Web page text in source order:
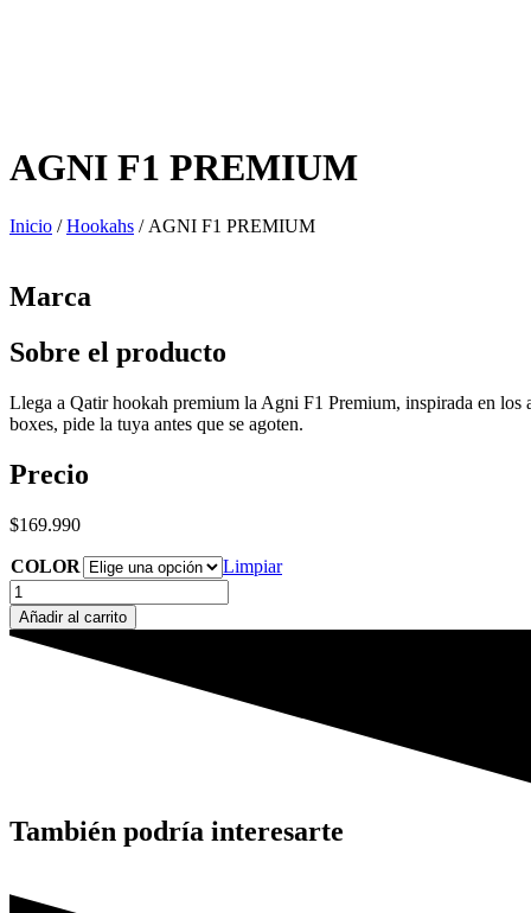
AGNI F1 PREMIUM
Inicio /Hookahs / AGNI F1 PREMIUM
Marca
Sobre el producto
Llega a Qatir hookah premium la Agni F1 Premium, inspirada en los
boxes, pide la tuya antes que se agoten.
Precio
$169.990
COLOR
Limpiar
AGNI
F1
PREMIUM
cantidad
Añadir al carrito
También podría interesarte